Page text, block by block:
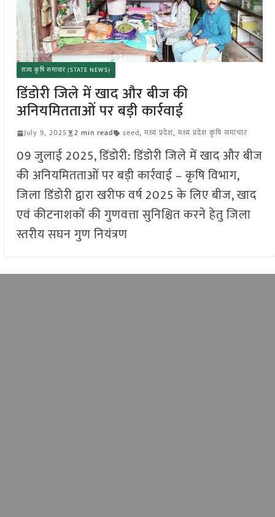
राज्य कृषि समाचार (STATE NEWS)
डिंडोरी जिले में खाद और बीज की
अनियमितताओं पर बड़ी कार्रवाई
July 9, 2025 2 min read seed, मध्य प्रदेश, मध्य प्रदेश कृषि समाचार
09 जुलाई 2025, डिंडोरी: डिंडोरी जिले में खाद और बीज
की अनियमितताओं पर बड़ी कार्रवाई – कृषि विभाग,
जिला डिंडोरी द्वारा खरीफ वर्ष 2025 के लिए बीज, खाद
एवं कीटनाशकों की गुणवत्ता सुनिश्चित करने हेतु जिला
स्तरीय सघन गुण नियंत्रण